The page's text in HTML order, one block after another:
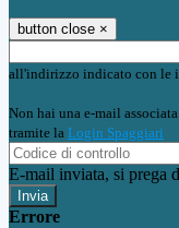
button close ×
all'indirizzo indicato con le
Non hai una e-mail
tramite la Login Spaggiari
E-mail inviata, si prega
Errore